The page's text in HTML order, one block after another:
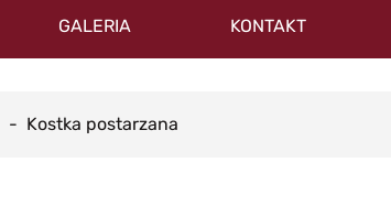
GALERIA KONTAKT
Kostka postarzana